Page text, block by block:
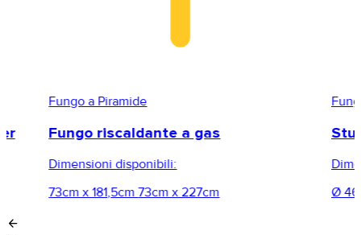
Fungo a Piramide
Fungo riscaldante a gas
Dimensioni disponibili:
73cm x 181,5cm73cm x 227cm
Ø
arrow_back